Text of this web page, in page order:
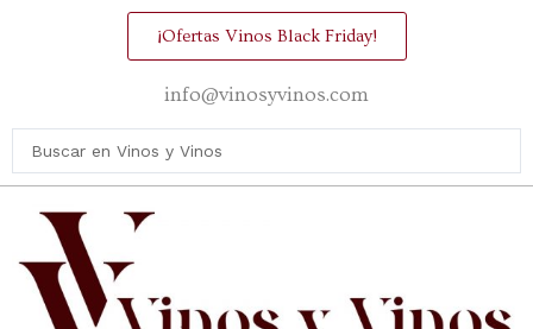
¡Ofertas Vinos Black Friday!
info@vinosyvinos.com